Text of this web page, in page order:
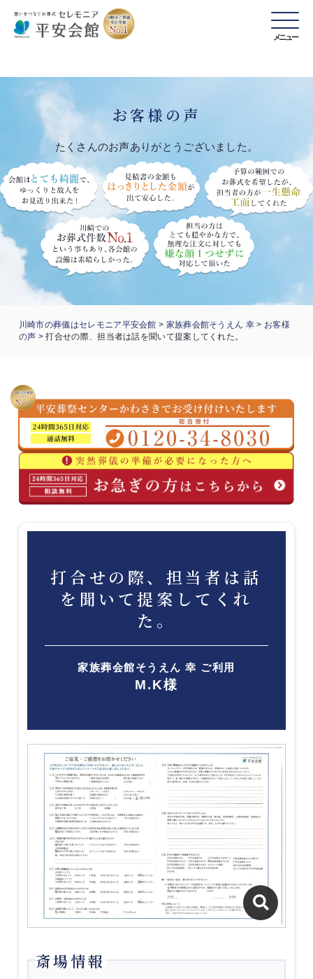
メニュー
お客様の声
たくさんのお声ありがとうございました。
川崎市の葬儀はセレモニア平安会館 > 家族葬会館そうえん 幸 > お客様
の声 >打合せの際、担当者は話を聞いて提案してくれた。
打合せの際、担当者は話
を聞いて提案してくれ
た。
家族葬会館そうえん 幸 ご利用
M.K様
斎場情報